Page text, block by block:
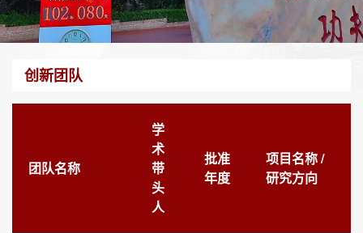
创新团队
团队名称
学
术
带
头
人
批准
年度
项目名称 /
研究方向